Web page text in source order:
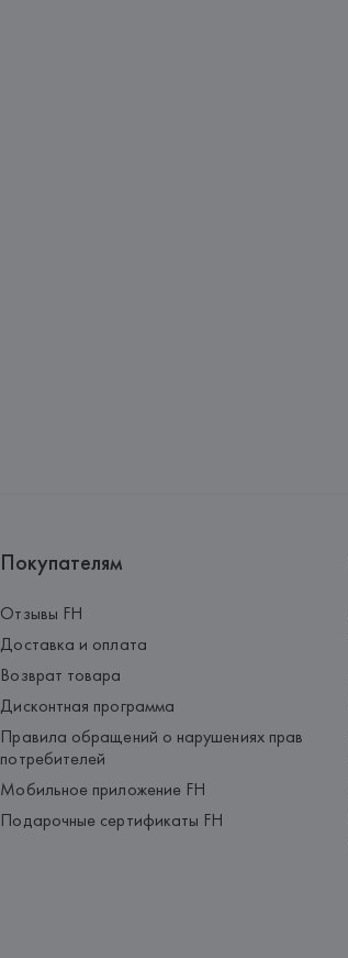
Покупателям
Отзывы FH
Доставка и оплата
Возврат товара
Дисконтная программа
Правила обращений о нарушениях прав
потребителей
Мобильное приложение FH
Подарочные сертификаты FH